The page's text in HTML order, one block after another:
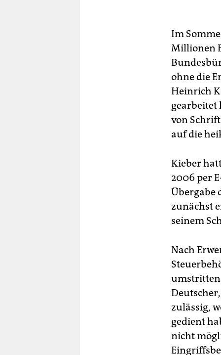
Im
Millionen
ohne die
Heinrich
gearbeitet
von
auf die
Kieber
2006 per
Übergabe
zunächst
seinem
Nach
zulässig,
gedient
nicht